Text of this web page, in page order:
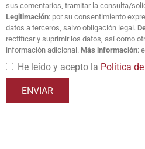
sus comentarios, tramitar la consulta/
Legitimación: por su consentimiento
datos a terceros, salvo obligación legal.
rectificar y suprimir los datos, así como
información adicional. Más información:
He leído y acepto la Política